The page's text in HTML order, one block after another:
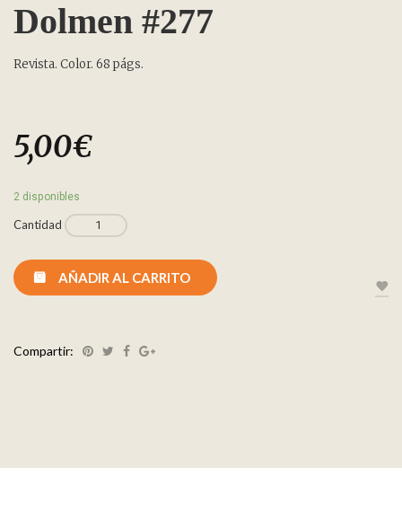
Dolmen #277
Revista. Color. 68 págs.
5,00€
2 disponibles
Cantidad
AÑADIR AL CARRITO
Compartir: